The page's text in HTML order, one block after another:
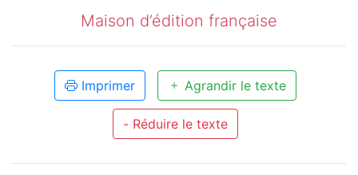
Maison d’édition française
Imprimer Agrandir le texte
- Réduire le texte